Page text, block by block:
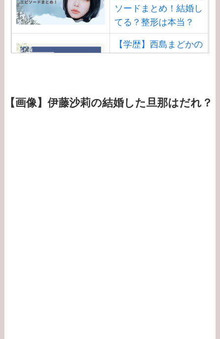
ソードまとめ！結婚し
てる？整形は本当？
【学歴】西島まどかの
は？
【画像】伊藤沙莉の結婚した旦那はだれ？